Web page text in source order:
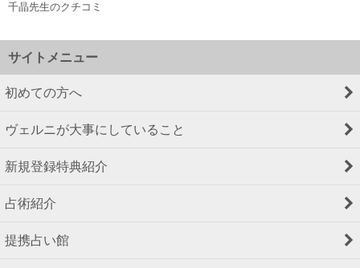
千晶先生のクチコミ
サイトメニュー
初めての方へ
ヴェルニが大事にしていること
新規登録特典紹介
占術紹介
提携占い館